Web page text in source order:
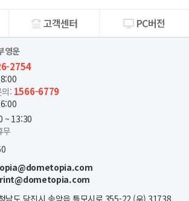
회사소개
고객센터 PC버전
영운
2754
의: 1566-6779
~ 13:30
무
남도 당진시 송악읍 틀모시로 355-22 (우) 31738